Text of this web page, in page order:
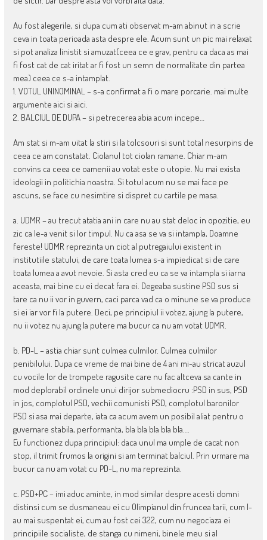
Au fost alegerile, si dupa cum ati observat m-am abinut in a scrie
ceva in toata perioada asta despre ele. Acum sunt un pic mai relaxat
si pot analiza linistit si amuzat(ceea ce e grav, pentru ca daca as mai
fi fost cat de cat iritat ar fi fost un semn de normalitate din partea
mea) ceea ce s-a intamplat.
1. VOTUL UNINOMINAL – s-a confirmat a fi o mare porcarie. mai multe
argumente aici si aici.
2. BALCIUL DE DUPA – si petrecerea abia acum incepe…
Am stat si m-am uitat la stiri si la tolcsouri si sunt total nesurpins de
ceea ce am constatat. Ciolanul tot ciolan ramane. Chiar m-am
convins ca ceea ce oamenii au votat este o utopie. Nu mai exista
ideologii in politichia noastra. Si totul acum nu se mai face pe
ascuns, se face cu nesimtire si dispret cu cartile pe masa.
a. UDMR – au trecut atatia ani in care nu au stat deloc in opozitie, eu
zic ca le-a venit si lor timpul. Nu ca asa se va si intampla, Doamne
fereste! UDMR reprezinta un ciot al putregaiului existent in
institutiile statului, de care toata lumea s-a impiedicat si de care
toata lumea a avut nevoie. Si asta cred eu ca se va intampla si iarna
aceasta, mai bine cu ei decat fara ei. Degeaba sustine PSD sus si
tare ca nu ii vor in guvern, caci parca vad ca o minune se va produce
si ei iar vor fi la putere. Deci, pe principiul ii votez, ajung la putere,
nu ii votez nu ajung la putere ma bucur ca nu am votat UDMR.
b. PD-L – astia chiar sunt culmea culmilor. Culmea culmilor
penibilului. Dupa ce vreme de mai bine de 4 ani mi-au stricat auzul
cu vocile lor de trompete ragusite care nu fac altceva sa cante in
mod deplorabil ordinele unui dirijor submediocru :PSD in sus, PSD
in jos, complotul PSD, vechii comunisti PSD, complotul baronilor
PSD si asa mai departe, iata ca acum avem un posibil aliat pentru o
guvernare stabila, performanta, bla bla bla bla bla….
Eu functionez dupa principiul: daca unul ma umple de cacat non
stop, il trimit frumos la origini si am terminat balciul. Prin urmare ma
bucur ca nu am votat cu PD-L, nu ma reprezinta.
c. PSD+PC – imi aduc aminte, in mod similar despre acesti domni
distinsi cum se dusmaneau ei cu Olimpianul din fruncea tarii, cum l-
au mai suspentat ei, cum au fost cei 322, cum nu negociaza ei
principiile socialiste, de stanga cu nimeni, binele meu si al